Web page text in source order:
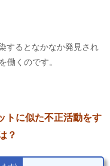
するとなかなか発見され
働くのです。
トに似た不正活動をす
？